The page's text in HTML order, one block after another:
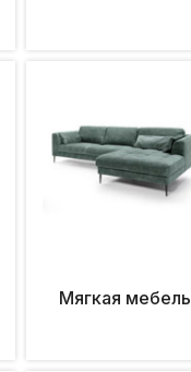
Мягкая мебель